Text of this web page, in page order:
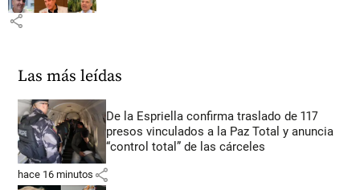
share
Las más leídas
De la Espriella confirma traslado de 117
presos vinculados a la Paz Total y anuncia
“control total” de las cárceles
hace 16 minutos share